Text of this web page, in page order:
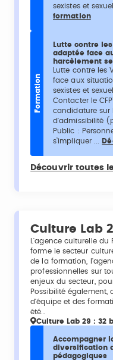
sexistes et
formation
Formation
Lutte contre
adaptée face
harcèlement
Lutte contre les
face aux
sexistes et
Contacter le
candidature sur
d'admissibilité
Public :
s’impliquer ...
Découvrir toutes
Culture Lab
L'agence culturelle
forme le secteur
de la formation,
professionnelles sur
enjeux du secteur,
Possibilité également,
d'équipe et des
été…
Culture Lab 29 : 32
Accompagner
diversification
pédagogiques